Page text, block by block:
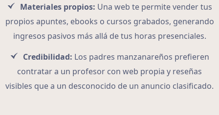
Materiales propios: Una web te permite vender tus
propios apuntes, ebooks o cursos grabados, generando
ingresos pasivos más allá de tus horas presenciales.
Credibilidad: Los padres manzanareños prefieren
contratar a un profesor con web propia y reseñas
visibles que a un desconocido de un anuncio clasificado.